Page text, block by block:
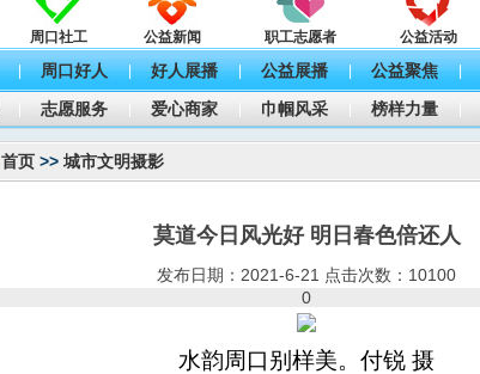
周口社工 公益新闻 职工志愿者 公益活动
| 周口好人 | 好人展播 | 公益展播 | 公益聚焦 |
志愿服务 爱心商家 巾帼风采 榜样力量
首页 >> 城市文明摄影
莫道今日风光好 明日春色倍还人
发布日期：2021-6-21 点击次数：10100
0
水韵周口别样美。付锐 摄